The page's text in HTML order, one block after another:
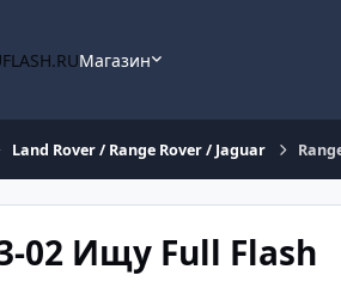
Магазин
Land Rover / Range Rover / Jaguar
02 Ищу Full Flash